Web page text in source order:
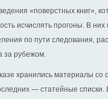
«поверстных книг»,
исчислять прогоны. В
по пути следования,
за рубежом.
хранились материалы со
— статейные списки.